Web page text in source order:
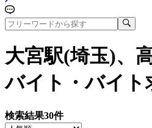
大宮駅(埼玉)、
バイト・バイト
検索結果30件